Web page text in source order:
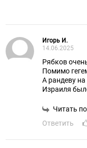
Игорь И.
14.06.2025
Рябков
Помимо
А рандеву
Израиля
Читать
Ответить